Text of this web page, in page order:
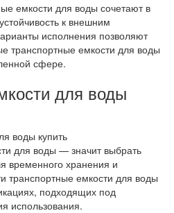
емкости для воды сочетают в
к внешним
исполнения позволяют
транспортные емкости для воды
сфере.
для воды
для воды — значит выбрать
временного хранения и
транспортные емкости для воды
подходящих под
использования.